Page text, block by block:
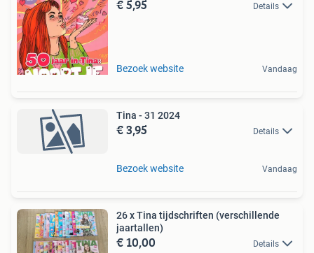
€ 5,95 Details
Bezoek website Vandaag
Tina - 31 2024
€ 3,95 Details
Bezoek website Vandaag
26 x Tina tijdschriften (verschillende
jaartallen)
€ 10,00 Details